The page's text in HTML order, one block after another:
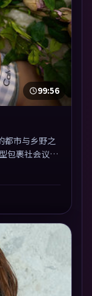
99:56
都市与乡野之
包裹社会议
利落，悬念